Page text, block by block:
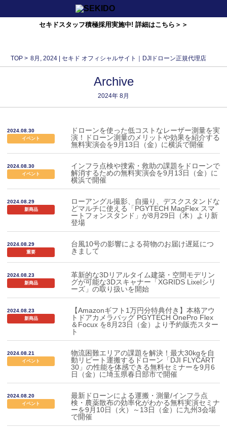
セキドスタッフ積極採用実施中! 詳細はこちら＞＞
TOP > 8月, 2024 | セキド オフィシャルサイト｜DJIドローン正規代理店
Archive
2024年 8月
2024.08.30
イベント
ドローンを使った低コストなレーザー測量を実
演！ドローン測量のメリットや効果を紹介する
無料実演会を9月13日（金）に横浜で開催
2024.08.30
イベント
インフラ点検や捜索・救助の課題をドローンで
解消するための無料実演会を9月13日（金）に
横浜で開催
2024.08.29
新商品
ローアングル撮影、自撮り、デスクスタンドな
どマルチに使える「PGYTECH MagFlex スマ
ートフォンスタンド」が8月29日（木）より新
登場
2024.08.29
重要
台風10号の影響による荷物のお届け遅延につ
きまして
2024.08.23
新商品
革新的な3Dリアルタイム建築・空間モデリン
グが可能な3Dスキャナー「XGRIDS Lixelシリ
ーズ」の取り扱いを開始
2024.08.23
新商品
【Amazonギフト1万円分特典付き】本格アウ
トドアカメラバッグ PGYTECH OnePro Flex
＆Focux を8月23日（金）より予約販売スター
ト
2024.08.21
イベント
物流困難エリアの課題を解決！最大30kgを自
動リピート運搬するドローン「DJI FLYCART
30」の性能を体感できる無料セミナーを9月6
日（金）に埼玉県春日部市で開催
2024.08.20
イベント
最新ドローンによる運搬・測量/インフラ点
検・農薬散布の効率化がわかる無料実演セミナ
ーを9月10日（火）～13日（金）に九州3会場
で開催